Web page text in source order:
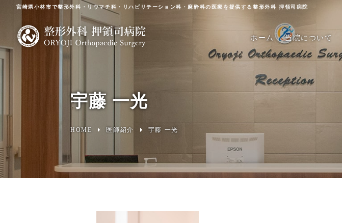
宮崎県小林市で整形外科・リウマチ科・リハビリテーション科・麻酔科の医療を提供する整形外科 押領司病院
ホーム 当院について
宇藤 一光
HOME 医師紹介 宇藤 一光